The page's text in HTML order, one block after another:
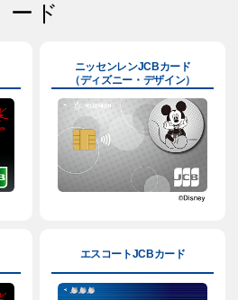
ード
ニッセンレンJCBカード
（ディズニー・デザイン）
エスコートJCBカード